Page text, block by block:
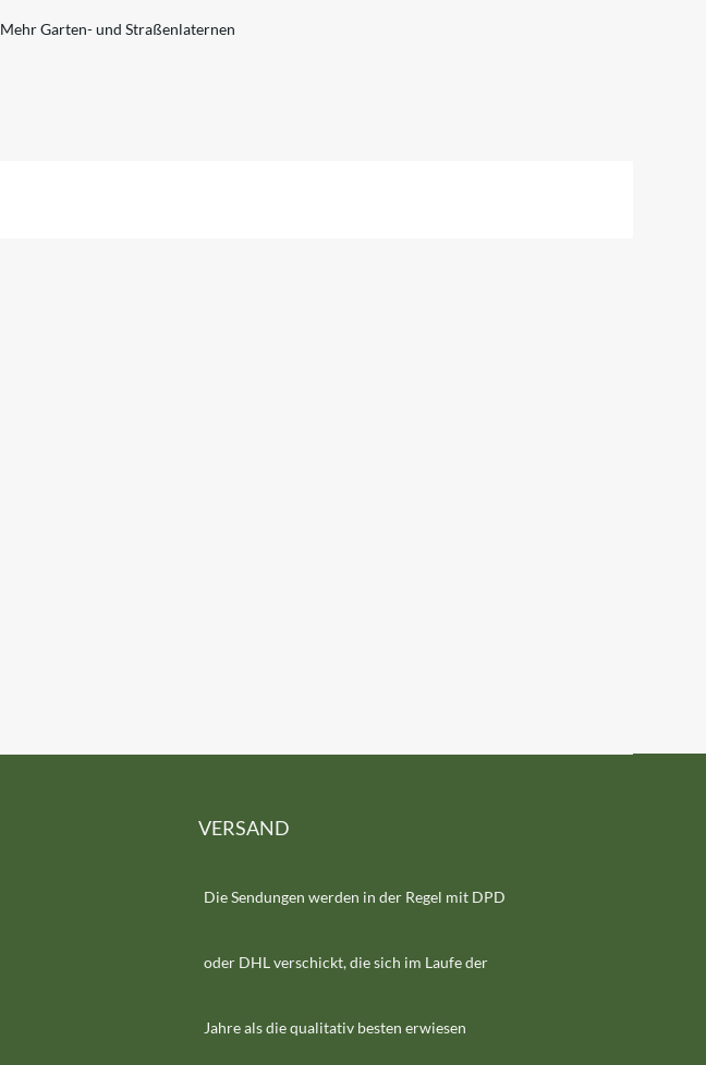
Mehr Garten- und Straßenlaternen
VERSAND
Die Sendungen werden in der Regel mit DPD
oder DHL verschickt, die sich im Laufe der
Jahre als die qualitativ besten erwiesen